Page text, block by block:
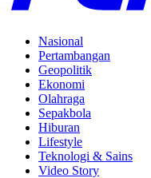
Nasional
Pertambangan
Geopolitik
Ekonomi
Olahraga
Sepakbola
Hiburan
Lifestyle
Teknologi & Sains
Video Story